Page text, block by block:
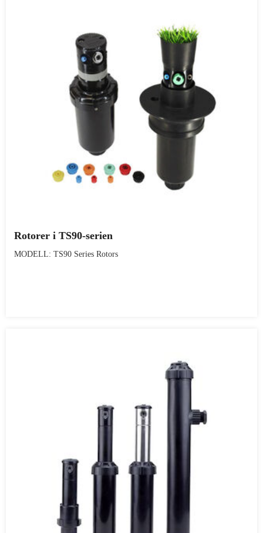
Rotorer i TS90-serien
MODELL: TS90 Series Rotors